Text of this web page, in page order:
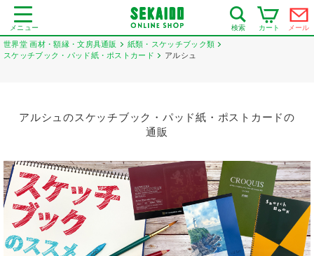
メニュー 検索 カート メール
世界堂 画材・額縁・文房具通販
紙類・スケッチブック類
スケッチブック・パッド紙・ポストカード
アルシュ
アルシュのスケッチブック・パッド紙・ポストカードの
通販